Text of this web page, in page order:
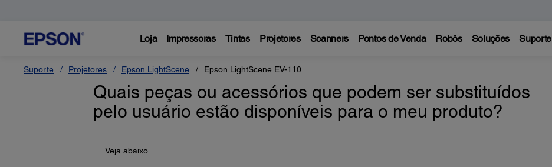
Loja Impressoras Tintas Projetores Scanners Pontos de Venda Robôs Soluções Suporte
Suporte Projetores Epson LightScene Epson LightScene EV-110
Quais peças ou acessórios que podem ser substituídos
pelo usuário estão disponíveis para o meu produto?
Veja abaixo.